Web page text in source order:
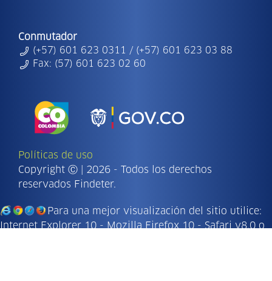
Conmutador
(+57) 601 623 0311 / (+57) 601 623 03 88
Fax: (57) 601 623 02 60
Políticas de uso
Copyright Ⓒ | 2026 - Todos los derechos
reservados Findeter.
Para una mejor visualización del sitio utilice:
Internet Explorer 10 - Mozilla Firefox 10 - Safari v8.0 o